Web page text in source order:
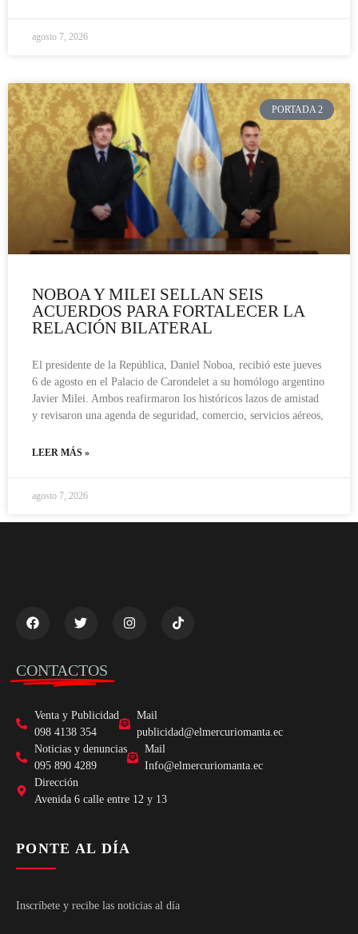
agosto 7, 2026
PORTADA 2
NOBOA Y MILEI SELLAN SEIS
ACUERDOS PARA FORTALECER LA
RELACIÓN BILATERAL
El presidente de la República, Daniel Noboa, recibió este jueves
6 de agosto en el Palacio de Carondelet a su homólogo argentino
Javier Milei. Ambos reafirmaron los históricos lazos de amistad
y revisaron una agenda de seguridad, comercio, servicios aéreos,
LEER MÁS »
agosto 7, 2026
CONTACTOS
Venta y Publicidad
098 4138 354
Mail
publicidad@elmercuriomanta.ec
Noticias y denuncias
095 890 4289
Mail
Info@elmercuriomanta.ec
Dirección
Avenida 6 calle entre 12 y 13
PONTE AL DÍA
Inscríbete y recibe las noticias al día